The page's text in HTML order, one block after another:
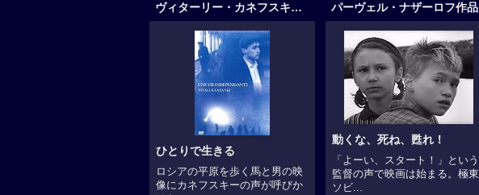
ヴィターリー・カネフスキー作品
ひとりで生きる
ロシアの平原を歩く馬と男の映
像にカネフスキーの声が呼びか
パーヴェル・ナザーロフ作品
動くな、死ね、甦れ！
「よーい、スタート！」という
監督の声で映画は始まる。極東
ソビ...